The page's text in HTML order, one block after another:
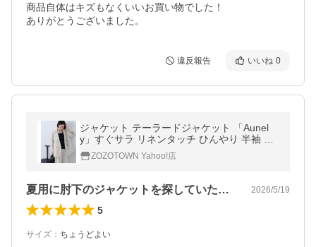
商品自体はキズもなくいいお買い物でした！
ありがとうございました。
違反報告 いいね 0
ジャケット テーラードジャケット 「Aunel
y」すぐサラ リネンタッチ ひんやり 半袖 シ
ャツジャケット / マシンウォッシャブル 「Y
OSOOIシリーズ」
ZOZOTOWN Yahoo!店
夏用に肘下のジャケットを探していたらピ… 2026/5/19
5
サイズ ： ちょうどよい